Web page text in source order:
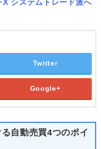
Twitter
Google+
自動売買4つのポイ